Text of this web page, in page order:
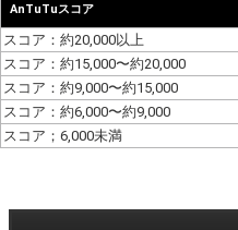
AnTuTuスコア
スコア：約20,000以上
スコア：約15,000〜約20,000
スコア：約9,000〜約15,000
スコア：約6,000〜約9,000
スコア；6,000未満